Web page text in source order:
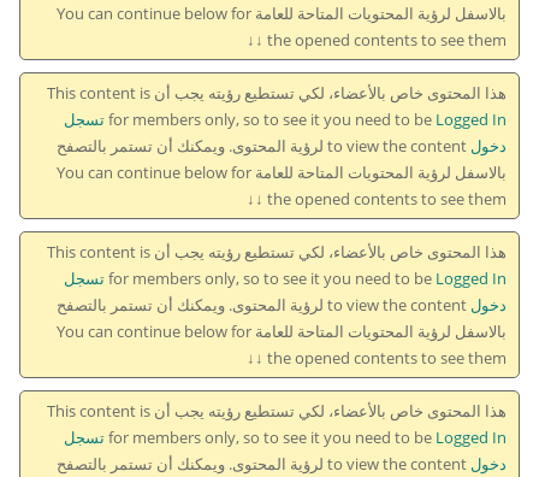
بالاسفل لرؤية المحتويات المتاحة للعامة You can continue below for
the opened contents to see them ↓↓
هذا المحتوى خاص بالأعضاء، لكي تستطيع رؤيته يجب أن This content is
for members only, so to see it you need to beLogged In تسجل
دخول
to view the content لرؤية المحتوى. ويمكنك أن تستمر بالتصفح
بالاسفل لرؤية المحتويات المتاحة للعامة You can continue below for
the opened contents to see them ↓↓
هذا المحتوى خاص بالأعضاء، لكي تستطيع رؤيته يجب أن This content is
for members only, so to see it you need to beLogged In تسجل
دخول
to view the content لرؤية المحتوى. ويمكنك أن تستمر بالتصفح
بالاسفل لرؤية المحتويات المتاحة للعامة You can continue below for
the opened contents to see them ↓↓
هذا المحتوى خاص بالأعضاء، لكي تستطيع رؤيته يجب أن This content is
for members only, so to see it you need to beLogged In تسجل
دخول
to view the content لرؤية المحتوى. ويمكنك أن تستمر بالتصفح